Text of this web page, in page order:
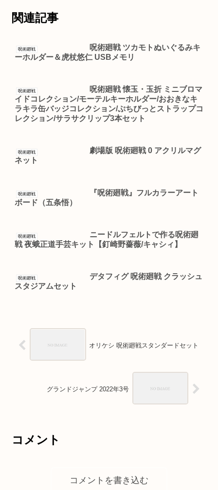
関連記事
呪術廻戦
呪術廻戦 ツカモトぬいぐるみキ
ーホルダー＆虎杖悠仁 USBメモリ
呪術廻戦
呪術廻戦 懐玉・玉折 ミニブロマ
イドコレクション/モーテルキーホルダー/おおきなキ
ラキラ缶バッジコレクション/ぷちびっとストラップコ
レクション/サラサクリップ3本セット
呪術廻戦
劇場版 呪術廻戦 0 アクリルマグ
ネット
呪術廻戦
『呪術廻戦』フルカラーアート
ボード（五条悟）
呪術廻戦
ニードルフェルトで作る呪術廻
戦 夜蛾正道手芸キット【釘崎野薔薇/キャシィ】
呪術廻戦
デタフィグ 呪術廻戦 クラッシュ
スタジアムセット
オリケシ 呪術廻戦スタンダードセット
グランドジャンプ 2022年3号
コメント
コメントを書き込む